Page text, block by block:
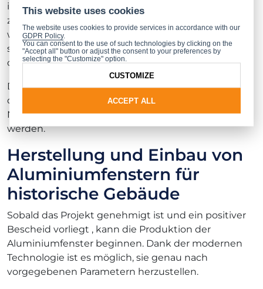
insbesondere was die Energieeffizienz betrifft. Es
zeigt sich, dass Gebäude derzeit für bis zu 30 % des
weltweiten Endenergieverbrauchs verantwortlich
sind, weshalb die Wahl der richtigen Lösungen für
die Renovierung so entscheidend ist.
Das ausgearbeitete und vollständige Projekt muss
dem für den Standort zuständigen
Naturschutzbeauftragten der Provinz vorgelegt
werden.
Herstellung und Einbau von
Aluminiumfenstern für
historische Gebäude
Sobald das Projekt genehmigt ist und ein positiver
Bescheid vorliegt , kann die Produktion der
Aluminiumfenster beginnen. Dank der modernen
Technologie ist es möglich, sie genau nach
vorgegebenen Parametern herzustellen.
This website uses cookies
The website uses cookies to provide services in accordance with our
GDPR Policy.
You can consent to the use of such technologies by clicking on the
"Accept all" button or adjust the consent to your preferences by
selecting the "Customize" option.
ACCEPT ALL
CUSTOMIZE